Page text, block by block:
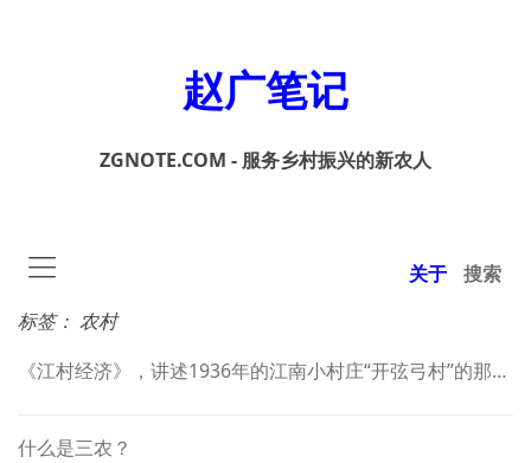
赵广笔记
ZGNOTE.COM - 服务乡村振兴的新农人
关于 搜索
标签： 农村
《江村经济》，讲述1936年的江南小村庄“开弦弓村”的那些事儿
什么是三农？